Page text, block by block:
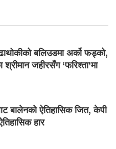
बलिउडमा अर्को फड्को,
श्रीमान जहीरसँग ‘फरिश्ता’मा
बालेनको ऐतिहासिक जित, केपी
हार